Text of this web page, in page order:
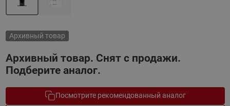
Архивный товар
Архивный товар. Снят с продажи.
Подберите аналог.
Посмотрите рекомендованный аналог